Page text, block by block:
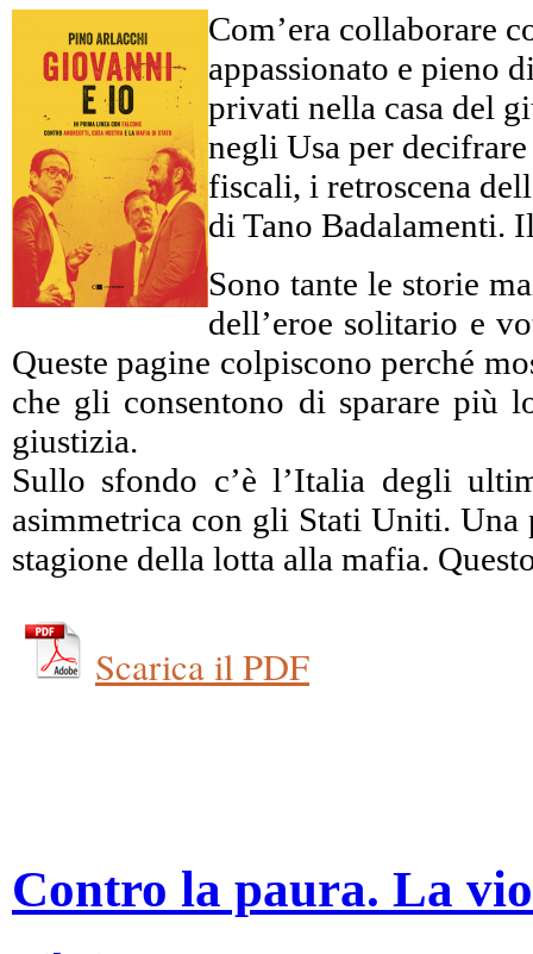
Com’era collaborare
appassionato e pieno
privati nella casa del
negli Usa per
fiscali, i retroscena
di Tano Badalamenti.
Sono tante le storie
dell’eroe solitario e
Queste pagine colpiscono perché
che gli consentono di sparare più
giustizia.
Sullo sfondo c’è l’Italia degli
asimmetrica con gli Stati Uniti. Una
stagione della lotta alla mafia.
Scarica il PDF
Contro la paura. La